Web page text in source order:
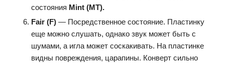
состояния Mint (MT).
Fair (F) — Посредственное состояние. Пластинку
еще можно слушать, однако звук может быть с
шумами, а игла может соскакивать. На пластинке
видны повреждения, царапины. Конверт сильно